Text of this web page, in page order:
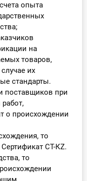
опыта
на
товаров,
их
стандарты.
поставщиков при
о происхождении
то
СТ-КZ.
то